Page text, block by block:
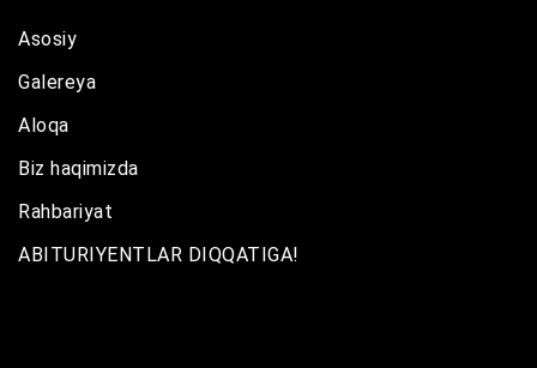
Asosiy
Galereya
Aloqa
Biz haqimizda
Rahbariyat
ABITURIYENTLAR DIQQATIGA!